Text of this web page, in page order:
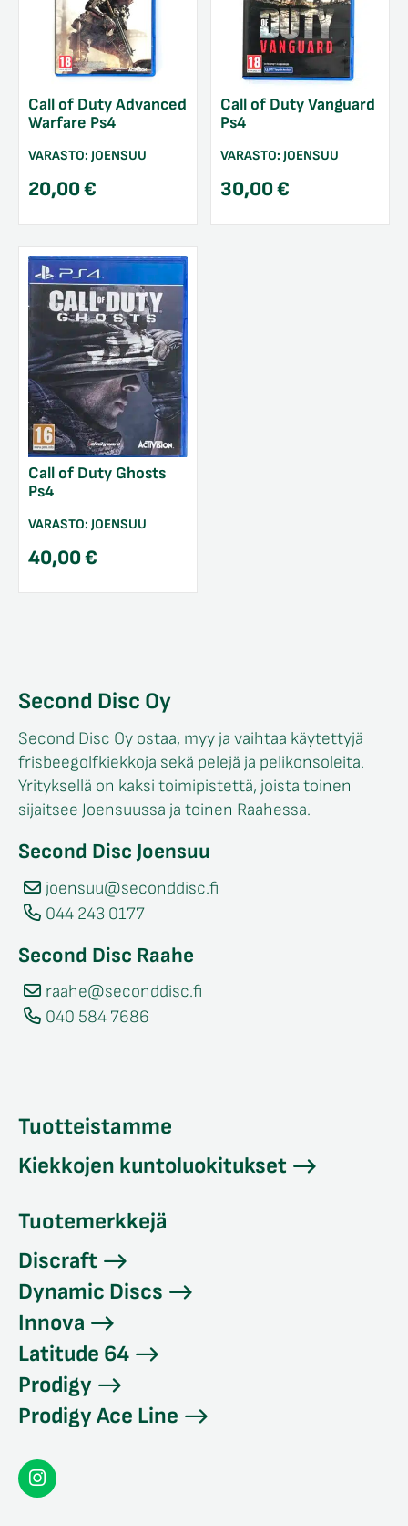
Call of Duty Advanced
Warfare Ps4
VARASTO: JOENSUU
20,00€
Call of Duty Vanguard
Ps4
VARASTO: JOENSUU
30,00€
Call of Duty Ghosts
Ps4
VARASTO: JOENSUU
40,00€
Second Disc Oy
Second Disc Oy ostaa, myy ja vaihtaa käytettyjä
frisbeegolfkiekkoja sekä pelejä ja pelikonsoleita.
Yrityksellä on kaksi toimipistettä, joista toinen
sijaitsee Joensuussa ja toinen Raahessa.
Second Disc Joensuu
joensuu@seconddisc.fi
044 243 0177
Second Disc Raahe
raahe@seconddisc.fi
040 584 7686
Tuotteistamme
Kiekkojen kuntoluokitukset
Tuotemerkkejä
Discraft
Dynamic Discs
Innova
Latitude 64
Prodigy
Prodigy Ace Line
Seconddisc